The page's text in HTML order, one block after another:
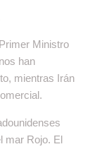
Ministro
han
mientras Irán
mar Rojo. El